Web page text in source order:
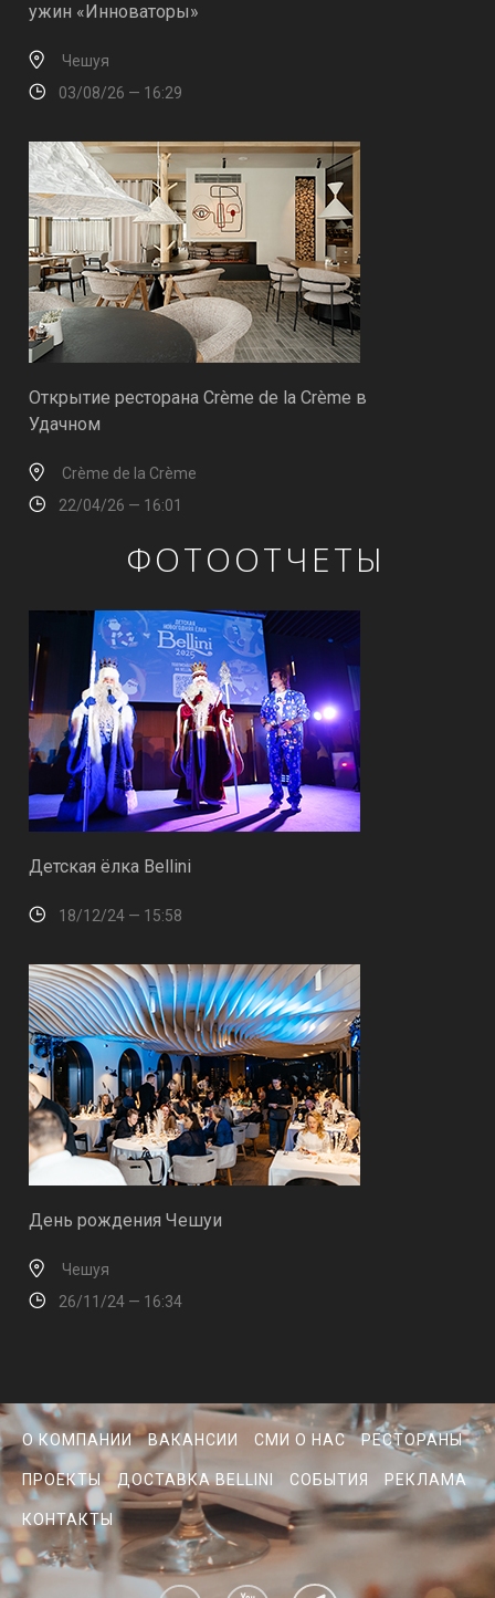
ужин «Инноваторы»
Чешуя
03/08/26 — 16:29
Открытие ресторана Crème de la Crème в
Удачном
Crème de la Crème
22/04/26 — 16:01
ФОТООТЧЕТЫ
Детская ёлка Bellini
18/12/24 — 15:58
День рождения Чешуи
Чешуя
26/11/24 — 16:34
О КОМПАНИИ ВАКАНСИИ СМИ О НАС РЕСТОРАНЫ
ПРОЕКТЫ ДОСТАВКА BELLINI СОБЫТИЯ РЕКЛАМА
КОНТАКТЫ